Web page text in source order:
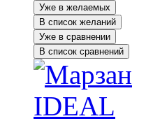
Уже в желаемых
В список желаний
Уже в сравнении
В список сравнений